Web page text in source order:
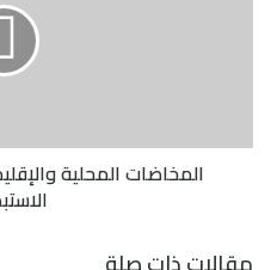
المخاضات المحلية